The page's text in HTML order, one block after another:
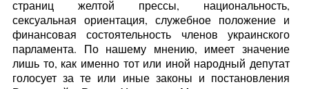
страниц желтой прессы, национальность,
сексуальная ориентация, служебное положение и
финансовая состоятельность членов украинского
парламента. По нашему мнению, имеет значение
лишь то, как именно тот или иной народный депутат
голосует за те или иные законы и постановления